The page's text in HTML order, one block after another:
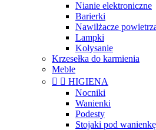
Nianie elektroniczne
Barierki
Nawilżacze
Lampki
Kołysanie
Krzesełka do karmienia
Meble
  HIGIENA
Nocniki
Wanienki
Podesty
Stojaki pod wanienkę